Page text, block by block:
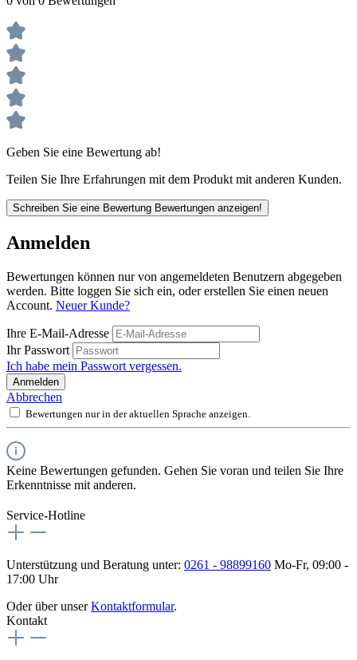
Geben Sie eine Bewertung ab!
Teilen Sie Ihre Erfahrungen mit dem Produkt mit anderen Kunden.
Schreiben Sie eine Bewertung Bewertungen anzeigen!
Anmelden
Bewertungen können nur von angemeldeten Benutzern abgegeben
werden. Bitte loggen Sie sich ein, oder erstellen Sie einen neuen
Account. Neuer Kunde?
Ihre E-Mail-Adresse
Ihr Passwort
Ich habe mein Passwort vergessen.
Anmelden
Abbrechen
Bewertungen nur in der aktuellen Sprache anzeigen.
Keine Bewertungen gefunden. Gehen Sie voran und teilen Sie Ihre
Erkenntnisse mit anderen.
Service-Hotline
Unterstützung und Beratung unter: 0261 - 98899160 Mo-Fr, 09:00 -
17:00 Uhr
Oder über unserKontaktformular.
Kontakt